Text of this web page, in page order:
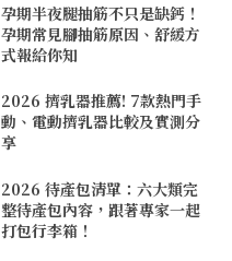
孕期半夜腿抽筋不只是缺鈣！
孕期常見腳抽筋原因、舒緩方
式報給你知
2026 擠乳器推薦! 7款熱門手
動、電動擠乳器比較及實測分
享
2026 待產包清單：六大類完
整待產包內容，跟著專家一起
打包行李箱！